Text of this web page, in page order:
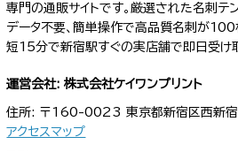
専門の通販サイトです。厳選された名刺テ
データ不要、簡単操作で高品質名刺が
短15分で新宿駅すぐの実店舗で即日受け
運営会社: 株式会社ケイワンプリント
住所: 〒160-0023 東京都新宿区西新
アクセスマップ